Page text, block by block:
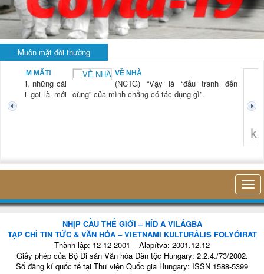
Muôn mặt đời thường
những cái
là mới
VỀ NHÀ
(NCTG) “Vậy là “đấu tranh đến
cùng” của mình chẳng có tác dụng gì”.
NHỊP CẦU THẾ GIỚI – HÍD A VILÁGBA
TẠP CHÍ TIN TỨC & VĂN HÓA – VIETNAMI KULTURÁLIS FOLYÓIRAT
Thành lập: 12-12-2001 – Alapítva: 2001.12.12
Giấy phép của Bộ Di sản Văn hóa Dân tộc Hungary: 2.2.4./73/2002.
Số đăng kí quốc tế tại Thư viện Quốc gia Hungary: ISSN 1588-5399